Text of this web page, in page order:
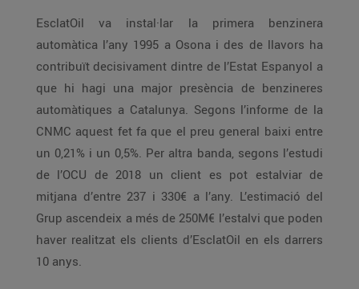
EsclatOil va instal·lar la primera benzinera
automàtica l’any 1995 a Osona i des de llavors ha
contribuït decisivament dintre de l’Estat Espanyol a
que hi hagi una major presència de benzineres
automàtiques a Catalunya. Segons l’informe de la
CNMC aquest fet fa que el preu general baixi entre
un 0,21% i un 0,5%. Per altra banda, segons l’estudi
de l’OCU de 2018 un client es pot estalviar de
mitjana d’entre 237 i 330€ a l’any. L’estimació del
Grup ascendeix a més de 250M€ l’estalvi que poden
haver realitzat els clients d’EsclatOil en els darrers
10 anys.